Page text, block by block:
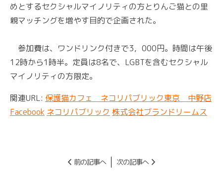
めとするセクシャルマイノリティの方とりんご猫との里
親マッチングを増やす目的で企画された。
参加費は、ワンドリンク付きで3，000円。時間は午後
12時から1時半。定員は8名で、LGBTを含むセクシャル
マイノリティの方限定。
関連URL: 保護猫カフェ ネコリパブリック東京 中野店
Facebook ネコリパブリック 株式会社ブランドリームス
前の記事へ 次の記事へ